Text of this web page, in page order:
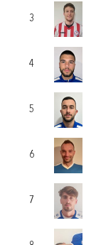
3
4
5
6
7